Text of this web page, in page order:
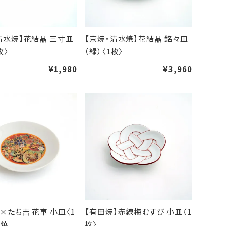
水焼】花結晶 三寸皿
¥1,980
【京焼・清水焼】花結晶 銘々皿
（緑）〈1枚〉
¥3,960
たち吉 花車 小皿〈1
【有田焼】赤線梅むすび 小皿〈1